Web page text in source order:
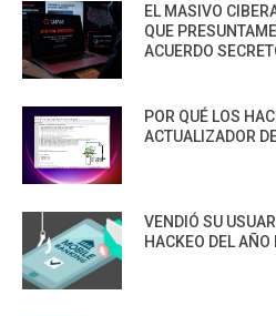
EL MASIVO
QUE
ACUERDO
POR QUÉ LOS
ACTUALIZADOR
VENDIÓ SU
HACKEO DEL